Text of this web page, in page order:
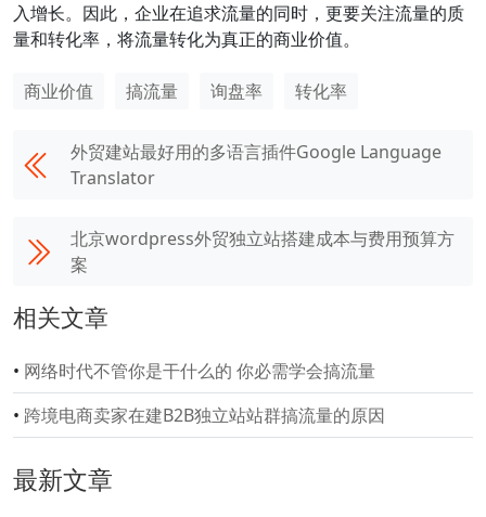
入增长。因此，企业在追求流量的同时，更要关注流量的质
量和转化率，将流量转化为真正的商业价值。
商业价值 搞流量 询盘率 转化率
外贸建站最好用的多语言插件Google Language
Translator
北京wordpress外贸独立站搭建成本与费用预算方
案
相关文章
• 网络时代不管你是干什么的 你必需学会搞流量
• 跨境电商卖家在建B2B独立站站群搞流量的原因
最新文章